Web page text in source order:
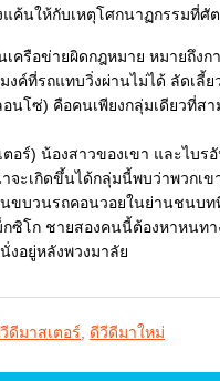
ค้นให้กับเหตุโศกนาฏกรรมที่ศั
เครือข่ายผิดกฎหมาย หมายถึง
งค์ที่รถแทบวิ่งผ่านไม่ได้ ลัดเ
นโซ่) คือคนเพียงกลุ่มเดียวที่ส
ตอร์) น้องสาวของเขา และไบ
ะเกิดขึ้นได้กลุ่มนี้พบว่าพวกเข
ขบวนรถคอนวอยในย่านชนบ
กซิโก ชายสองคนนี้ต้องหาหน
งอยู่หลังพวงมาลัย
ดีมาสเตอร์ ดีวีดีมาใหม่